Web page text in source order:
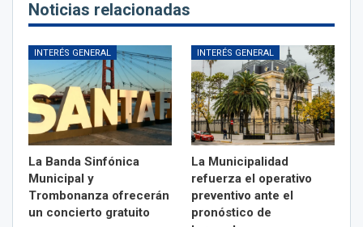
Noticias relacionadas
INTERÉS GENERAL
La Banda Sinfónica
Municipal y
Trombonanza ofrecerán
un concierto gratuito
INTERÉS GENERAL
La Municipalidad
refuerza el operativo
preventivo ante el
pronóstico de